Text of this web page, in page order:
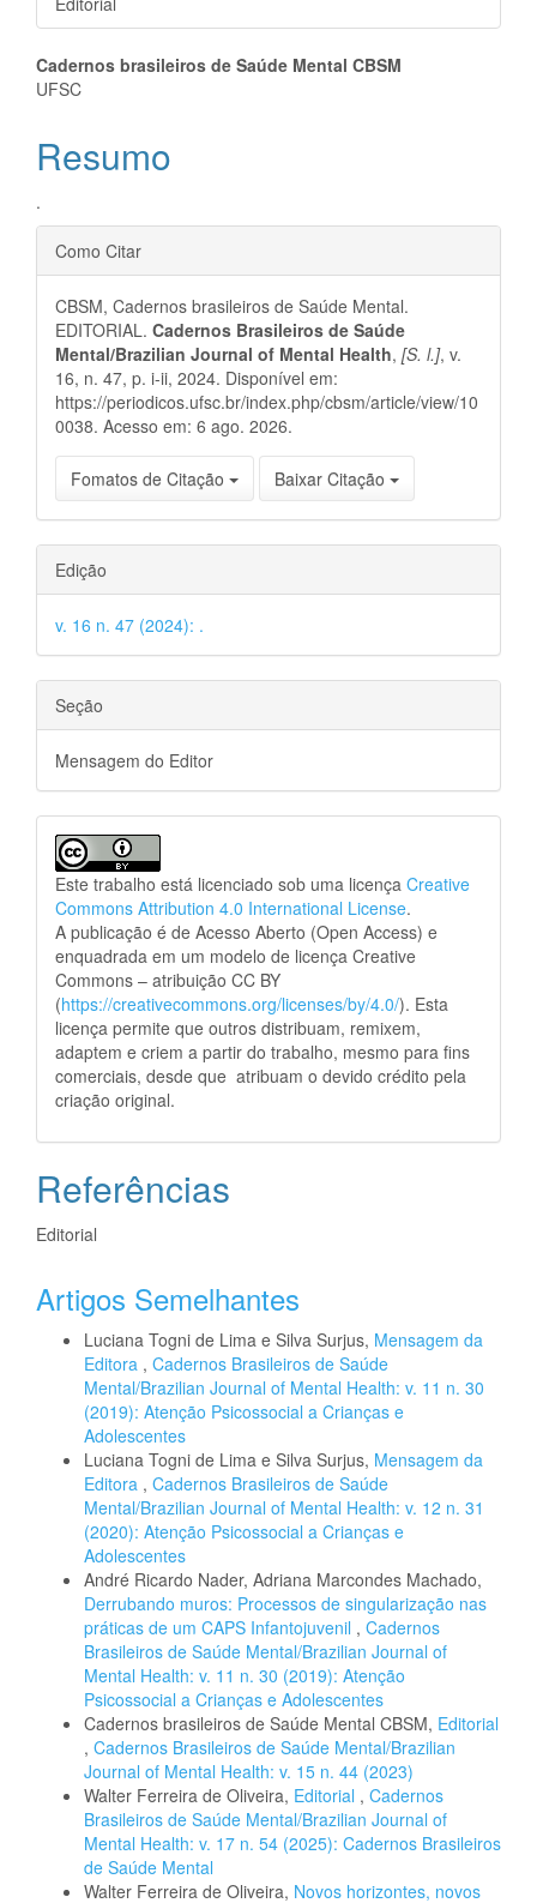
Conteúdo
artigo
principal
Cadernos brasileiros de Saúde Mental CBSM
UFSC
Resumo
.
Detalhes
do
artigo
Como Citar
CBSM, Cadernos brasileiros de Saúde Mental.
EDITORIAL. Cadernos Brasileiros de Saúde
Mental/Brazilian Journal of Mental Health, [S. l.], v.
16, n. 47, p. i-ii, 2024. Disponível em:
https://periodicos.ufsc.br/index.php/cbsm/article/view/10
0038. Acesso em: 6 ago. 2026.
Fomatos de Citação Baixar Citação
Edição
v. 16 n. 47 (2024): .
Seção
Mensagem do Editor
Este trabalho está licenciado sob uma licença Creative
Commons Attribution 4.0 International License.
A publicação é de Acesso Aberto (Open Access) e
enquadrada em um modelo de licença Creative
Commons – atribuição CC BY
(https://creativecommons.org/licenses/by/4.0/). Esta
licença permite que outros distribuam, remixem,
adaptem e criem a partir do trabalho, mesmo para fins
comerciais, desde que atribuam o devido crédito pela
criação original.
Referências
Editorial
Artigos Semelhantes
Luciana Togni de Lima e Silva Surjus, Mensagem da
Editora , Cadernos Brasileiros de Saúde
Mental/Brazilian Journal of Mental Health: v. 11 n. 30
(2019): Atenção Psicossocial a Crianças e
Adolescentes
Luciana Togni de Lima e Silva Surjus, Mensagem da
Editora , Cadernos Brasileiros de Saúde
Mental/Brazilian Journal of Mental Health: v. 12 n. 31
(2020): Atenção Psicossocial a Crianças e
Adolescentes
André Ricardo Nader, Adriana Marcondes Machado,
Derrubando muros: Processos de singularização nas
práticas de um CAPS Infantojuvenil , Cadernos
Brasileiros de Saúde Mental/Brazilian Journal of
Mental Health: v. 11 n. 30 (2019): Atenção
Psicossocial a Crianças e Adolescentes
Cadernos brasileiros de Saúde Mental CBSM, Editorial
, Cadernos Brasileiros de Saúde Mental/Brazilian
Journal of Mental Health: v. 15 n. 44 (2023)
Walter Ferreira de Oliveira, Editorial , Cadernos
Brasileiros de Saúde Mental/Brazilian Journal of
Mental Health: v. 17 n. 54 (2025): Cadernos Brasileiros
de Saúde Mental
Walter Ferreira de Oliveira, Novos horizontes, novos